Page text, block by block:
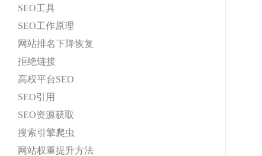
SEO工具
SEO工作原理
网站排名下降恢复
拒绝链接
高权平台SEO
SEO引用
SEO资源获取
搜索引擎爬虫
网站权重提升方法